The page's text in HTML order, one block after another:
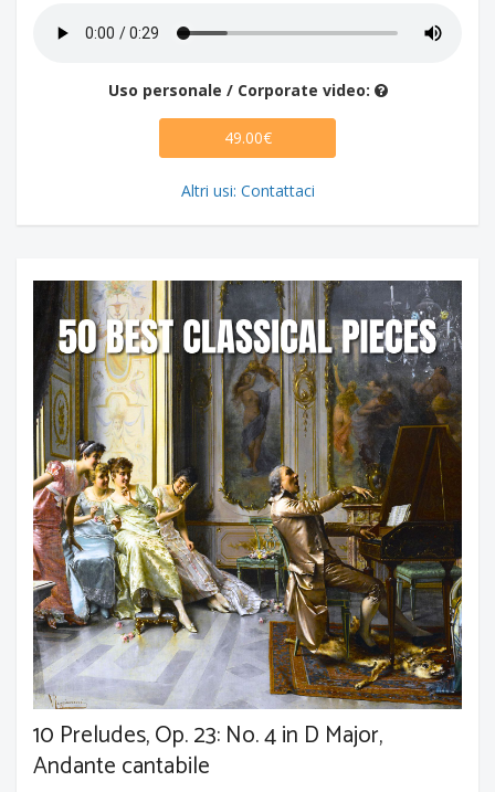
Uso personale / Corporate video:
49.00€
Altri usi: Contattaci
10 Preludes, Op. 23: No. 4 in D Major,
Andante cantabile